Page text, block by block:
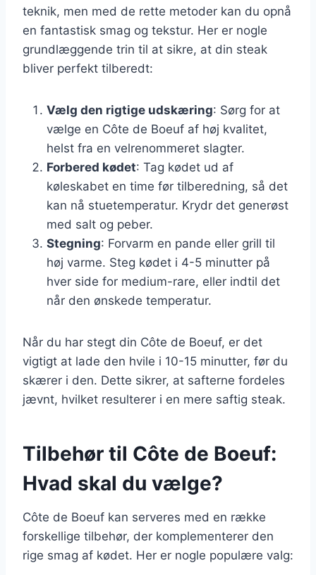
teknik, men med de rette metoder kan du opnå
en fantastisk smag og tekstur. Her er nogle
grundlæggende trin til at sikre, at din steak
bliver perfekt tilberedt:
Vælg den rigtige udskæring: Sørg for at
vælge en Côte de Boeuf af høj kvalitet,
helst fra en velrenommeret slagter.
Forbered kødet: Tag kødet ud af
køleskabet en time før tilberedning, så det
kan nå stuetemperatur. Krydr det generøst
med salt og peber.
Stegning: Forvarm en pande eller grill til
høj varme. Steg kødet i 4-5 minutter på
hver side for medium-rare, eller indtil det
når den ønskede temperatur.
Når du har stegt din Côte de Boeuf, er det
vigtigt at lade den hvile i 10-15 minutter, før du
skærer i den. Dette sikrer, at safterne fordeles
jævnt, hvilket resulterer i en mere saftig steak.
Tilbehør til Côte de Boeuf:
Hvad skal du vælge?
Côte de Boeuf kan serveres med en række
forskellige tilbehør, der komplementerer den
rige smag af kødet. Her er nogle populære valg: